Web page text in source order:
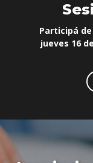
Participá
jueves 16